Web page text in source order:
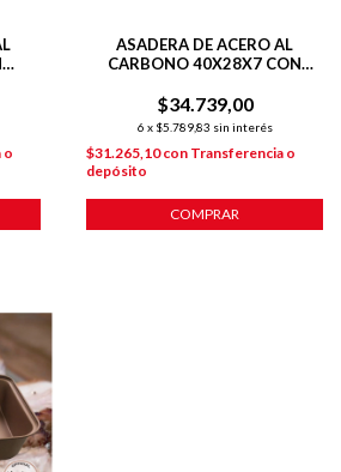
o
ASADERA DE ACERO AL
CARBONO 40X28X7 CON
$34.739,00
6 x $5.789,83 sin interés
$31.265,10con Transferencia o
depósito
COMPRAR